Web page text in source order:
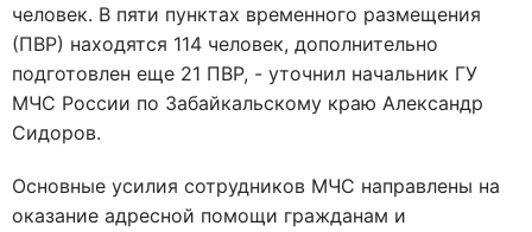
человек. В пяти пунктах временного размещения
(ПВР) находятся 114 человек, дополнительно
подготовлен еще 21 ПВР, - уточнил начальник ГУ
МЧС России по Забайкальскому краю Александр
Сидоров.
Основные усилия сотрудников МЧС направлены на
оказание адресной помощи гражданам и